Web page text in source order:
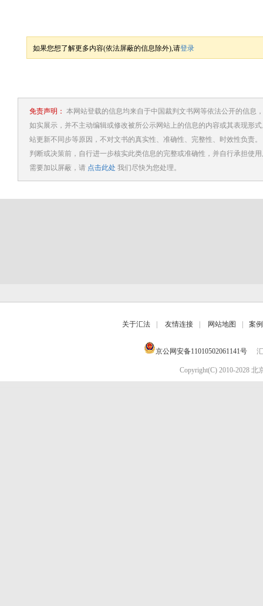
如果您想了解更多内容(依法屏蔽的信息除外),请登录
免责声明： 本网站登载的信息均来自于中国裁判文书网等依法公开的信息
如实展示，并不主动编辑或修改被所公示网站上的信息的内容或其表现形
站更新不同步等原因，不对文书的真实性、准确性、完整性、时效性负责
判断或决策前，自行进一步核实此类信息的完整或准确性，并自行承担使
需要加以屏蔽，请 点击此处 我们尽快为您处理。
关于汇法 友情连接 网站地图 案
京公网安备11010502061141号
Copyright(C) 2010-2028 北